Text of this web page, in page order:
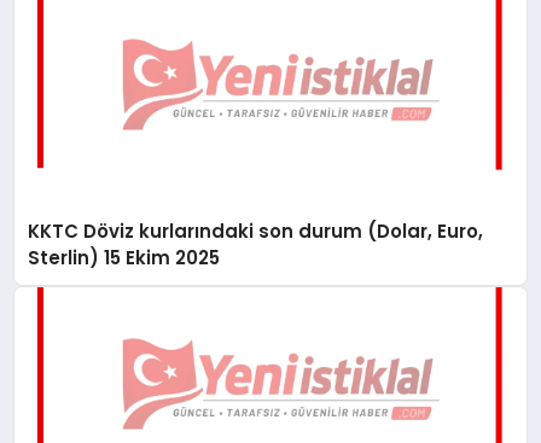
KKTC Döviz kurlarındaki son durum (Dolar, Euro,
Sterlin) 15 Ekim 2025